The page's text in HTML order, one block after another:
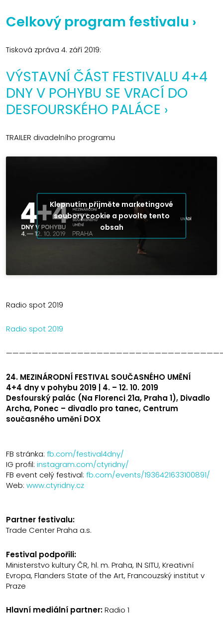
Celkový program festivalu ›
Tisková zpráva 4. září 2019:
VÝSTAVNÍ ČÁST FESTIVALU 4+4
DNY V POHYBU SE VRACÍ DO
DESFOURSKÉHO PALÁCE ›
TRAILER divadelního programu
Klepnutím přijměte marketingové
soubory cookie a povolte tento
obsah
Radio spot 2019
Radio spot 2019
24. MEZINÁRODNÍ FESTIVAL SOUČASNÉHO UMĚNÍ
4+4 dny v pohybu 2019 | 4. – 12. 10. 2019
Desfourský palác (Na Florenci 21a, Praha 1), Divadlo
Archa, Ponec – divadlo pro tanec, Centrum
současného umění DOX
FB stránka: fb.com/festival4dny/
IG profil: instagram.com/ctyridny/
FB event celý festival: fb.com/events/1936421633100891/
Web: www.ctyridny.cz
Partner festivalu:
Trade Center Praha a.s.
Festival podpořili:
Ministerstvo kultury ČR, hl. m. Praha, IN SITU, Kreativní
Evropa, Flanders State of the Art, Francouzský institut v
Praze
Hlavní mediální partner:Radio 1